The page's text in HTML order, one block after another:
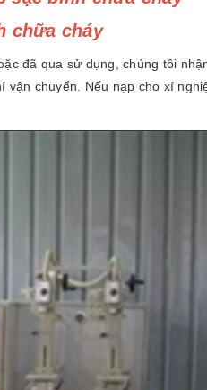
chữa cháy
đã qua sử dụng, chúng tôi
vận chuyển. Nếu nạp cho xí